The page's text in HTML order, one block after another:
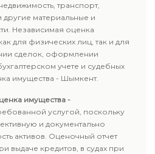
транспорт,
материальные и
Независимая оценка
для физических лиц, так и для
сделок, оформлении
учете и судебных
имущества - Шымкент.
имущества -
услугой, поскольку
и документально
активов. Оценочный отчет
выдаче кредитов, в судах при